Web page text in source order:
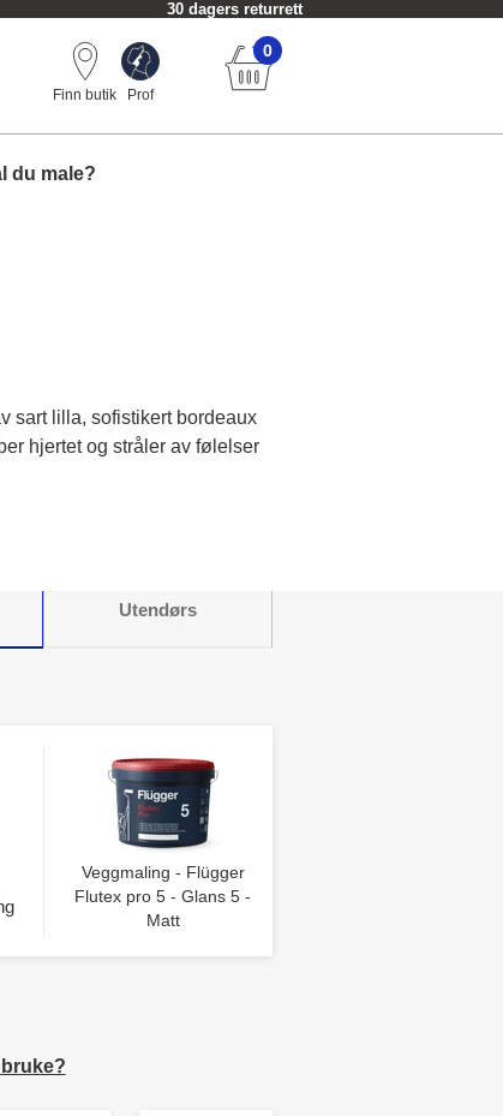
30 dagers returrett
Finn butik Prof
0
du male?
sart lilla, sofistikert bordeaux
hjertet og stråler av følelser
Utendørs
Veggmaling - Flügger
Flutex pro 5 - Glans 5 -
Matt